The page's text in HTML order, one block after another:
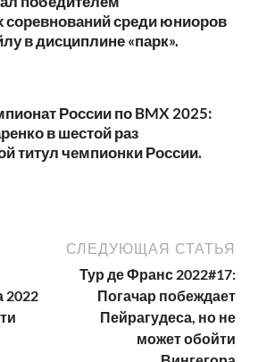
среди юниоров
в дисциплине «парк».
России по BMX 2025:
в шестой раз
титул чемпионки России.
2022
СЛЕДУЮЩАЯ СТАТЬЯ
Тур де Франс 2022#17:
Погачар побеждает
Пейрагудеса, но не
может обойти